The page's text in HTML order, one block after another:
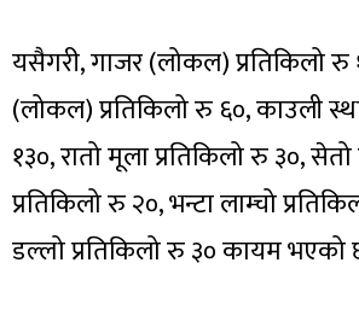
यसैगरी, गाजर (लोकल) प्रतिकिलो रु
(लोकल) प्रतिकिलो रु ६०, काउली
१३०, रातो मूला प्रतिकिलो रु ३०, सेतो
प्रतिकिलो रु २०, भन्टा लाम्चो
डल्लो प्रतिकिलो रु ३० कायम भएको